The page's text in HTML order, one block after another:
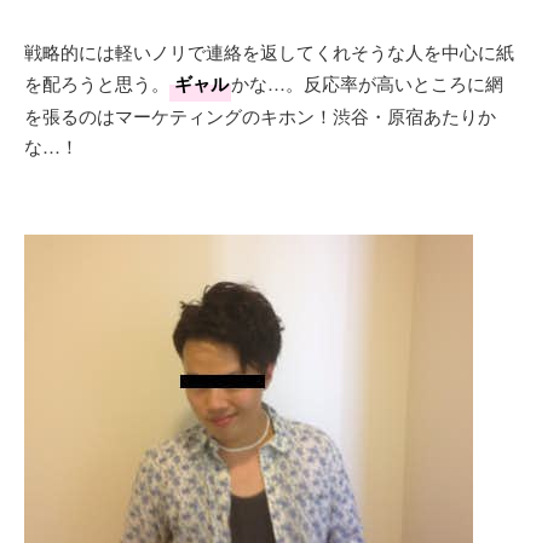
戦略的には軽いノリで連絡を返してくれそうな人を中心に紙
を配ろうと思う。
ギャルかな…。反応率が高いところに網
を張るのはマーケティングのキホン！渋谷・原宿あたりか
な…！